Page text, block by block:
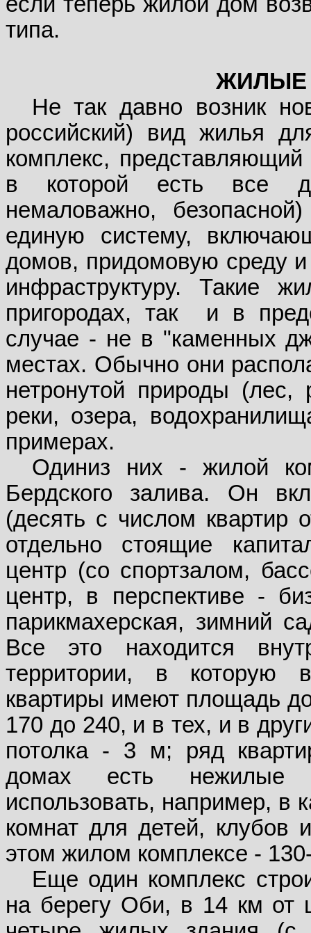
типа.
ЖИЛЫЕ
Не так давно возник
российский) вид жилья
комплекс,
в которой есть все
немаловажно,
единую систему,
домов, придомовую среду
инфраструктуру. Такие
пригородах, так
и в
случае - не в "каменных
местах. Обычно они
нетронутой природы
реки, озера,
примерах.
Одиниз них - жилой
Бердского залива. Он
(десять с числом квартир
отдельно стоящие
центр (со спортзалом,
центр, в перспективе -
парикмахерская, зимний
Все это находится
территории, в которую
квартиры имеют площадь
170 до 240, и в тех, и в
потолка - 3 м; ряд
домах есть нежилые
использовать, например, в
комнат для детей, клубов
этом жилом комплексе -
Еще один комплекс
на берегу Оби, в 14 км